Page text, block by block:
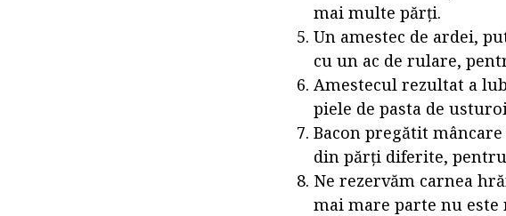
mai multe părți.
Un amestec de ardei,
cu un ac de rulare,
Amestecul rezultat a
piele de pasta de
Bacon pregătit
din părți diferite,
Ne rezervăm carnea
mai mare parte nu este